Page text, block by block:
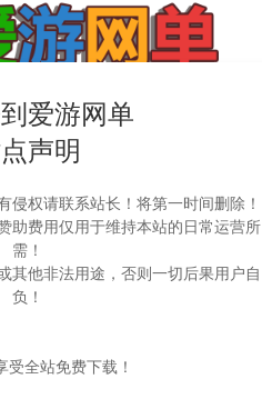
爱游网单
声明
侵权请联系站长！将第一时间删除！
助费用仅用于维持本站的日常运营所
需！
其他非法用途，否则一切后果用户自
负！
受全站免费下载！